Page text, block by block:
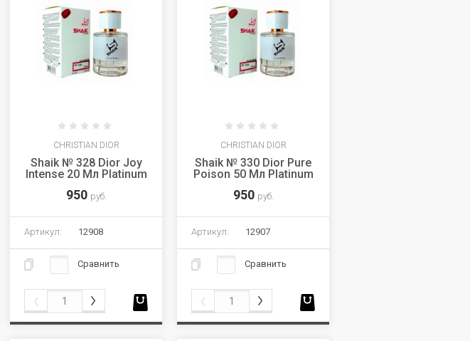
CHRISTIAN DIOR
Shaik № 328 Dior Joy
Intense 20 Мл Platinum
950 руб.
Артикул: 12908
Сравнить
CHRISTIAN DIOR
Shaik № 330 Dior Pure
Poison 50 Мл Platinum
950 руб.
Артикул: 12907
Сравнить